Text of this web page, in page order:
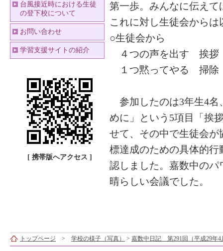
第一歩。みんなに伝えて
これに対し生徒会から
○生徒会から
４つの声を出す 挨
１つ黙ってやる 掃除
参加したのは3年生4名
めに」という5項目「挨
せて、その中で生徒会
標達成のための具体的
認しました。嘉数中の
晴らしい会議でした。
台風接近時における生徒
の登下校について
お問い合わせ
学習支援サイトの紹介
[ 携帯版へアクセス ]
トップページ > 学校の様子（写真） > 嘉数中日記 第291回（平成29年4